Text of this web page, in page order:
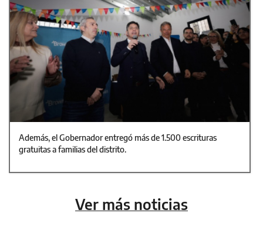
Además, el Gobernador entregó más de 1.500 escrituras
gratuitas a familias del distrito.
Ver más noticias